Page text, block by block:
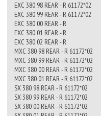
EXC 380 98 REAR - R 61172*02
EXC 380 99 REAR - R 61172*02
EXC 380 00 REAR - R
EXC 380 01 REAR - R
EXC 380 02 REAR - R
MXC 380 98 REAR - R 61172*02
MXC 380 99 REAR - R 61172*02
MXC 380 00 REAR - R 61172*02
MXC 380 01 REAR - R 61172*02
SX 380 98 REAR - R 61172*02
SX 380 99 REAR - R 61172*02
SX 380 00 REAR - R 61172*02